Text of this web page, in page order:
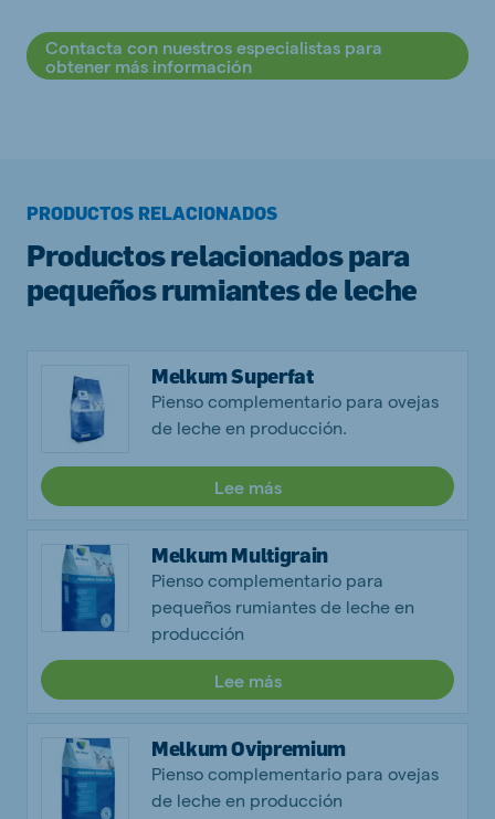
Contacta con nuestros especialistas para
obtener más información
PRODUCTOS RELACIONADOS
Productos relacionados para
pequeños rumiantes de leche
Melkum Superfat
Pienso complementario para ovejas
de leche en producción.
Lee más
Melkum Multigrain
Pienso complementario para
pequeños rumiantes de leche en
producción
Lee más
Melkum Ovipremium
Pienso complementario para ovejas
de leche en producción